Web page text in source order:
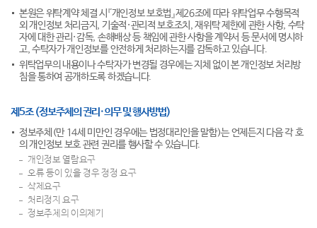
본원은 위탁계약 체결 시『개인정보 보호법』제26조에 따라 위탁업무 수행목적
외 개인정보 처리금지, 기술적·관리적 보호조치, 재위탁 제한에 관한 사항, 수탁
자에 대한 관리·감독, 손해배상 등 책임에 관한 사항을 계약서 등 문서에 명시하
고, 수탁자가 개인정보를 안전하게 처리하는지를 감독하고 있습니다.
위탁업무의 내용이나 수탁자가 변경될 경우에는 지체 없이 본 개인정보 처리방
침을 통하여 공개하도록 하겠습니다.
제5조 (정보주체의 권리·의무 및 행사방법)
정보주체(만 14세 미만인 경우에는 법정대리인을 말함)는 언제든지 다음 각 호
의 개인정보 보호 관련 권리를 행사할 수 있습니다.
개인정보 열람요구
오류 등이 있을 경우 정정 요구
삭제요구
처리정지 요구
정보주체의 이의제기